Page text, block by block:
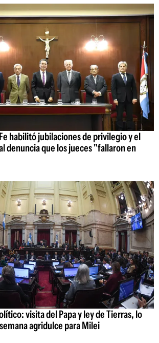
habilitó jubilaciones de privilegio y el
denuncia que los jueces "fallaron en
visita del Papa y ley de Tierras, lo
agridulce para Milei